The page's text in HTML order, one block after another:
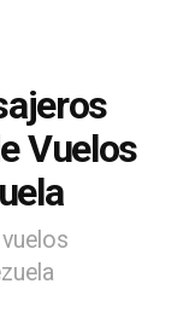
Vuelos